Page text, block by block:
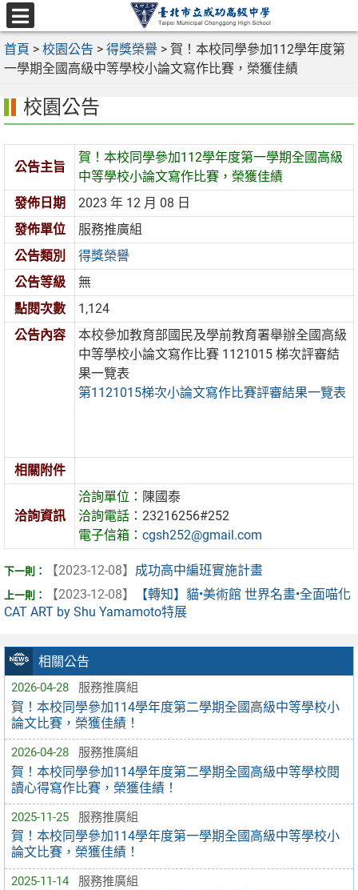
跳
至
主
要
區
選
單
首頁 > 校園公告 > 得獎榮譽 > 賀！本校同學參加112學年度第
一學期全國高級中等學校小論文寫作比賽，榮獲佳績
相關公告
2026-04-28 服務推廣組
賀！本校同學參加114學年度第二學期全國高級中等學校小
論文比賽，榮獲佳績！
2026-04-28 服務推廣組
賀！本校同學參加114學年度第二學期全國高級中等學校閱
讀心得寫作比賽，榮獲佳績！
2025-11-25 服務推廣組
賀！本校同學參加114學年度第一學期全國高級中等學校小
論文比賽，榮獲佳績！
2025-11-14 服務推廣組
校園公告
公告主旨
賀！本校同學參加112學年度第一學期全國高級
中等學校小論文寫作比賽，榮獲佳績
發佈日期
2023 年 12 月 08 日
發佈單位
服務推廣組
公告類別
得獎榮譽
公告等級
無
點閱次數
1,124
公告內容
本校參加教育部國民及學前教育署舉辦全國高級
中等學校小論文寫作比賽 1121015 梯次評審結
果一覽表
第1121015梯次小論文寫作比賽評審結果一覽表
相關附件
洽詢資訊
洽詢單位： 陳國泰
洽詢電話：23216256#252
電子信箱：cgsh252@gmail.com
【2023-12-08】 成功高中編班實施計畫
【2023-12-08】
【轉知】貓•美術館 世界名畫•全面喵化
CAT ART by Shu Yamamoto特展